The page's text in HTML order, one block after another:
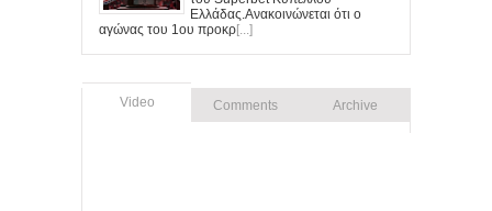
Ελλάδας.Ανακοινώνεται ότι ο
αγώνας του 1ου προκρ[...]
Video Comments Archive